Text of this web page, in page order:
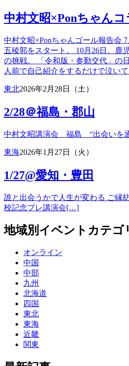
中村文昭×Ponちゃん
中村文昭×Ponちゃんゴール報告会
五稜郭をスタート。 10月26日、鹿
の挑戦。 「令和版・参勤交代」の
人前で自己紹介をするだけで泣
東北2026年2月28日（土）
2/28＠福島・郡山
中村文昭講演会 福島 “出会いを
東海2026年1月27日（火）
1/27@愛知・豊田
誰と出会うかで人生が変わる ご縁
校記念プレ講演会[…]
地域別イベントカテゴ
オンライン
中国
中部
九州
北海道
四国
東北
東海
近畿
関東